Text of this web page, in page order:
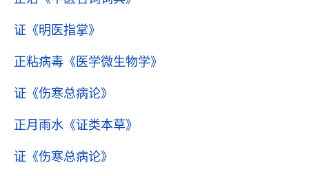
证 《明医指掌》
正粘病毒 《医学微生物学》
证 《伤寒总病论》
正月雨水 《证类本草》
证 《伤寒总病论》